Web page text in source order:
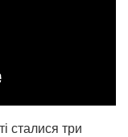
сталися три